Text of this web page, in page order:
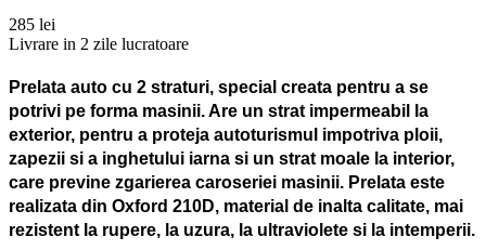
285 lei
Livrare in 2 zile lucratoare
Prelata auto cu 2 straturi, special creata pentru a se
potrivi pe forma masinii. Are un strat impermeabil la
exterior, pentru a proteja autoturismul impotriva ploii,
zapezii si a inghetului iarna si un strat moale la interior,
care previne zgarierea caroseriei masinii. Prelata este
realizata din Oxford 210D, material de inalta calitate, mai
rezistent la rupere, la uzura, la ultraviolete si la intemperii.